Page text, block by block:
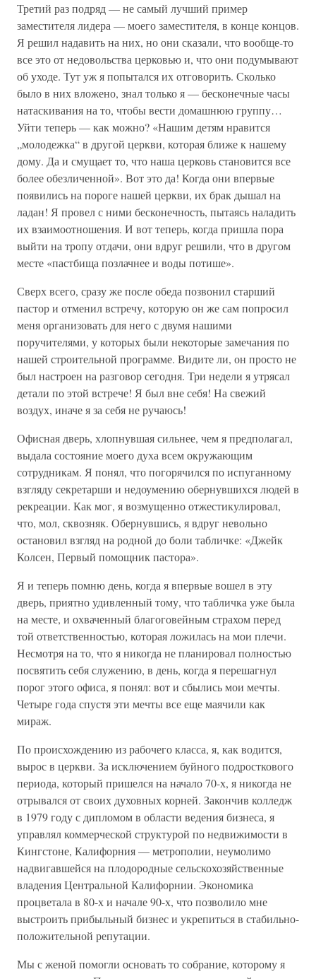
Третий раз подряд — не самый лучший пример
заместителя лидера — моего заместителя, в конце концов.
Я решил надавить на них, но они сказали, что вообще-то
все это от недовольства церковью и, что они подумывают
об уходе. Тут уж я попытался их отговорить. Сколько
было в них вложено, знал только я — бесконечные часы
натаскивания на то, чтобы вести домашнюю группу…
Уйти теперь — как можно? «Нашим детям нравится
„молодежка“ в другой церкви, которая ближе к нашему
дому. Да и смущает то, что наша церковь становится все
более обезличенной». Вот это да! Когда они впервые
появились на пороге нашей церкви, их брак дышал на
ладан! Я провел с ними бесконечность, пытаясь наладить
их взаимоотношения. И вот теперь, когда пришла пора
выйти на тропу отдачи, они вдруг решили, что в другом
месте «пастбища позлачнее и воды потише».
Сверх всего, сразу же после обеда позвонил старший
пастор и отменил встречу, которую он же сам попросил
меня организовать для него с двумя нашими
поручителями, у которых были некоторые замечания по
нашей строительной программе. Видите ли, он просто не
был настроен на разговор сегодня. Три недели я утрясал
детали по этой встрече! Я был вне себя! На свежий
воздух, иначе я за себя не ручаюсь!
Офисная дверь, хлопнувшая сильнее, чем я предполагал,
выдала состояние моего духа всем окружающим
сотрудникам. Я понял, что погорячился по испуганному
взгляду секретарши и недоумению обернувшихся людей в
рекреации. Как мог, я возмущенно отжестикулировал,
что, мол, сквозняк. Обернувшись, я вдруг невольно
остановил взгляд на родной до боли табличке: «Джейк
Колсен, Первый помощник пастора».
Я и теперь помню день, когда я впервые вошел в эту
дверь, приятно удивленный тому, что табличка уже была
на месте, и охваченный благоговейным страхом перед
той ответственностью, которая ложилась на мои плечи.
Несмотря на то, что я никогда не планировал полностью
посвятить себя служению, в день, когда я перешагнул
порог этого офиса, я понял: вот и сбылись мои мечты.
Четыре года спустя эти мечты все еще маячили как
мираж.
По происхождению из рабочего класса, я, как водится,
вырос в церкви. За исключением буйного подросткового
периода, который пришелся на начало 70-х, я никогда не
отрывался от своих духовных корней. Закончив колледж
в 1979 году с дипломом в области ведения бизнеса, я
управлял коммерческой структурой по недвижимости в
Кингстоне, Калифорния — метрополии, неумолимо
надвигавшейся на плодородные сельскохозяйственные
владения Центральной Калифорнии. Экономика
процветала в 80-х и начале 90-х, что позволило мне
выстроить прибыльный бизнес и укрепиться в стабильно-
положительной репутации.
Мы с женой помогли основать то собрание, которому я